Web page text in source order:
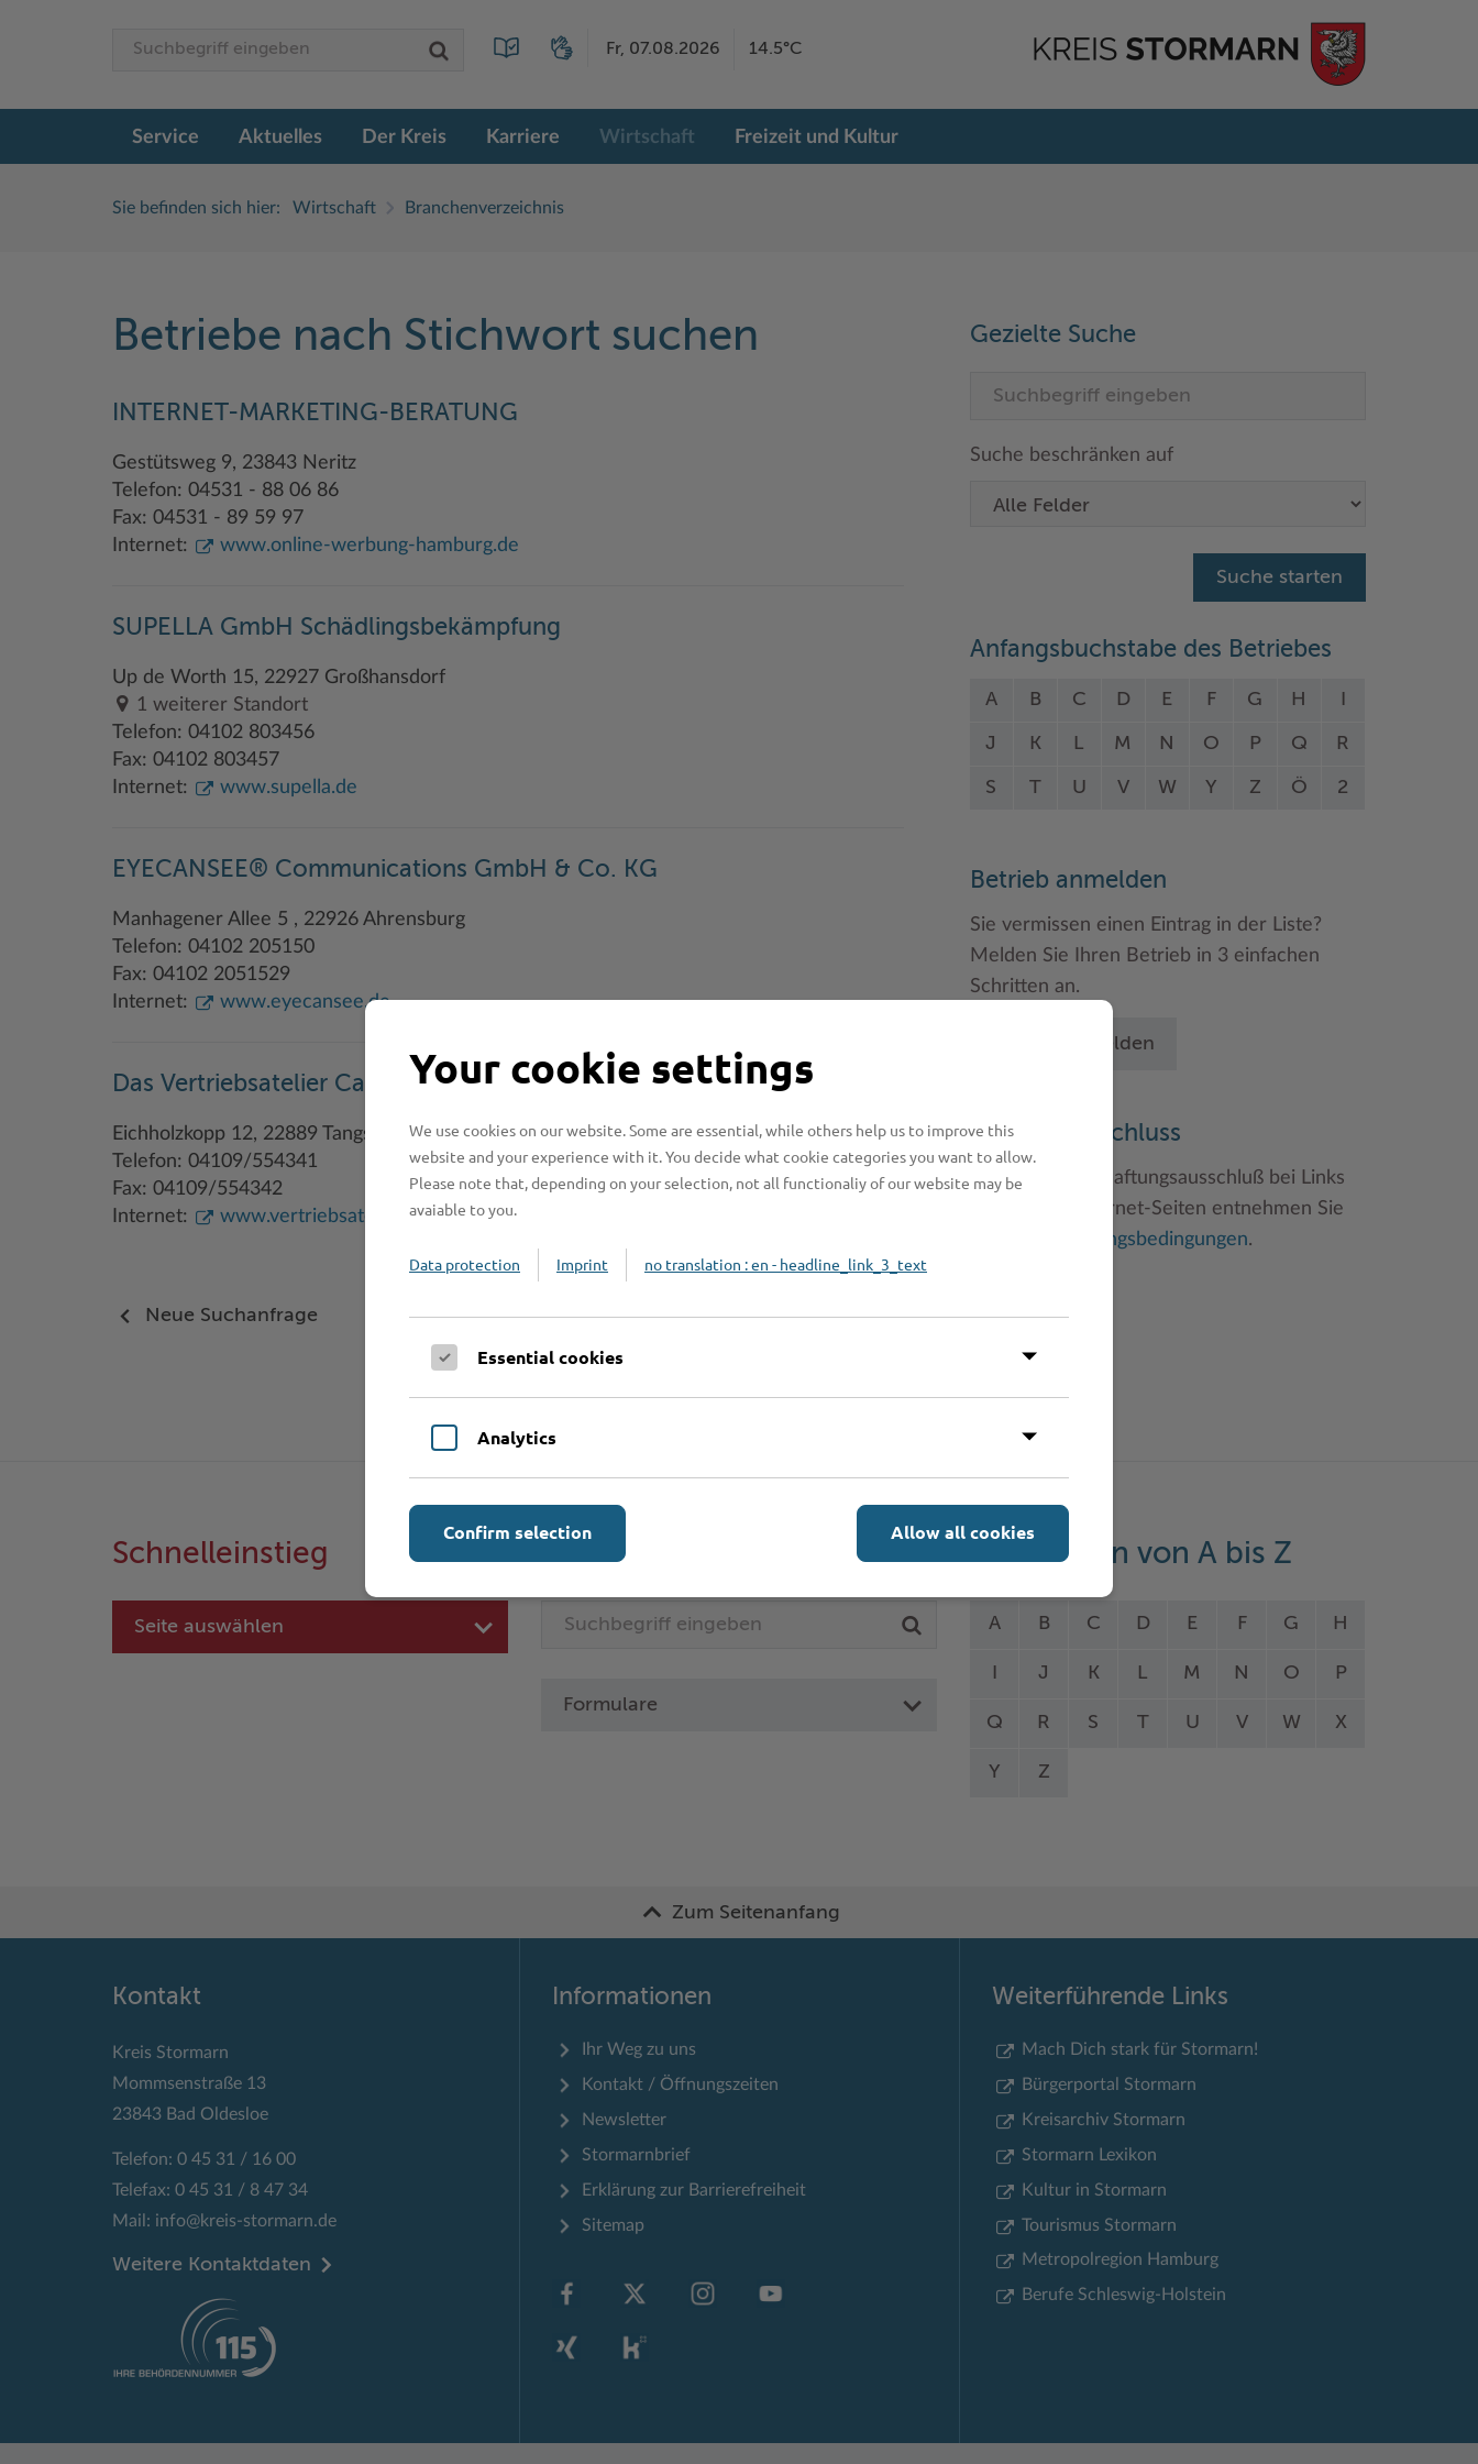
Fr, 07.08.2026 14.5°C
Service Aktuelles Der Kreis Karriere Wirtschaft Freizeit und Kultur
Sie befinden sich hier: Wirtschaft Branchenverzeichnis
Betriebe nach Stichwort suchen
INTERNET-MARKETING-BERATUNG
Gestütsweg 9, 23843 Neritz
Telefon: 04531 - 88 06 86
Fax: 04531 - 89 59 97
Internet:
www.online-werbung-hamburg.de
SUPELLA GmbH Schädlingsbekämpfung
Up de Worth 15, 22927 Großhansdorf
1 weiterer Standort
Telefon: 04102 803456
Fax: 04102 803457
Internet:
www.supella.de
EYECANSEE® Communications GmbH & Co. KG
Manhagener Allee 5 , 22926 Ahrensburg
Telefon: 04102 205150
Fax: 04102 2051529
Internet:
www.eyecansee.de
Das Vertriebsatelier Carsten Weise
Eichholzkopp 12, 22889 Tangstedt
Telefon: 04109/554341
Fax: 04109/554342
Internet:
www.vertriebsatelier.de
Neue Suchanfrage
Gezielte Suche
Suche beschränken auf
Anfangsbuchstabe des Betriebes
A B C D E F G H
J K L M N O P Q R
S T U V W Y Z Ö 2
Betrieb anmelden
Sie vermissen einen Eintrag in der Liste?
Melden Sie Ihren Betrieb in 3 einfachen
Schritten an.
Betrieb anmelden
Haftungsauschluss
Hinweise zum Haftungsausschluß bei Links
zu anderen Internet-Seiten entnehmen Sie
Nutzungsbedingungen.
Schnelleinstieg
Seite auswählen
Online-Services
Formulare
Leistungen von A bis Z
A B C D E F G H
J K L M N O P
Q R S T U V W X
Y Z
Zum Seitenanfang
Kontakt
Kreis Stormarn
Mommsenstraße 13
23843 Bad Oldesloe
Telefon: 0 45 31 / 16 00
Telefax: 0 45 31 / 8 47 34
Mail: info@kreis-stormarn.de
Weitere Kontaktdaten
Informationen
Ihr Weg zu uns
Kontakt / Öffnungszeiten
Newsletter
Stormarnbrief
Erklärung zur Barrierefreiheit
Sitemap
Weiterführende Links
Mach Dich stark für Stormarn!
Bürgerportal Stormarn
Kreisarchiv Stormarn
Stormarn Lexikon
Kultur in Stormarn
Tourismus Stormarn
Metropolregion Hamburg
Berufe Schleswig-Holstein
Your cookie settings
We use cookies on our website. Some are essential, while others help us to improve this
website and your experience with it. You decide what cookie categories you want to allow.
Please note that, depending on your selection, not all functionaliy of our website may be
avaiable to you.
Data protection Imprint no translation : en - headline_link_3_text
Essential cookies
Analytics
Allow all cookies
Confirm selection